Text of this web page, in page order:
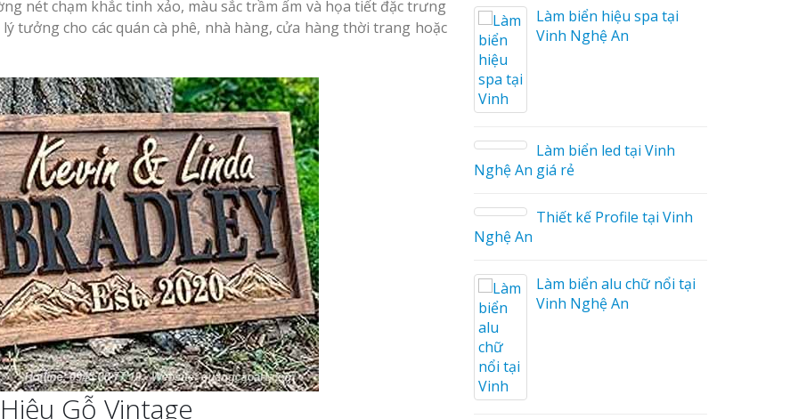
nét chạm khắc tinh xảo, màu sắc trầm ấm và họa tiết đặc trưng
tưởng cho các quán cà phê, nhà hàng, cửa hàng thời trang hoặc
Gỗ Vintage
Nghệ An giá rẻ
Thi Công Bảng Hiệu
Nghệ An Nâng Tầm Thương Hiệu
Làm Biển Led Vẫy Giá Rẻ
Tại Vinh Giải Pháp Hiệu Quả
Làm Hộp Đèn Quảng Cáo
Tại Vinh Giá Rẻ
Làm biển hiệu spa tại
Vinh Nghệ An
Làm biển led tại Vinh
Nghệ An giá rẻ
Thiết kế Profile tại Vinh
Nghệ An
Làm biển alu chữ nổi tại
Vinh Nghệ An
Hiệu
Giá
Chữ
An
Thiết kế Profile tại
Vinh Nghệ An
Làm biển alu chữ nổi
tại Vinh Nghệ An
Thiết kế hồ sơ năng
lực tại Vinh Nghệ An
Làm biển hiệu quán
cà phê tại Vinh Nghệ
An